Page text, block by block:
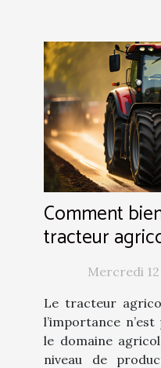
Comment
tracteur
Mercredi
Le tracteur
l’importance
le domaine
niveau de